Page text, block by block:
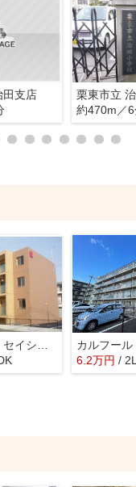
田支店
栗東市立
約470m／
カルフー
6.2万円 /